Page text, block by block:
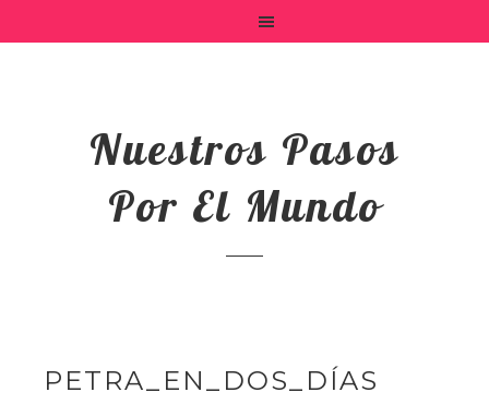
Nuestros Pasos
Por El Mundo
PETRA_EN_DOS_DÍAS